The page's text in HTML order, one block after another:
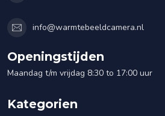
info@warmtebeeldcamera.nl
Openingstijden
Maandag t/m vrijdag 8:30 to 17:00 uur
Kategorien